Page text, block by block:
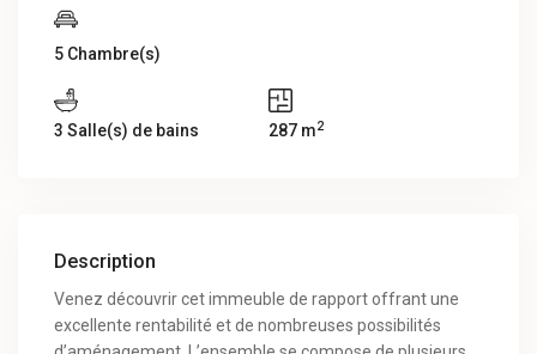
5 Chambre(s)
3 Salle(s) de bains 287 m2
Description
Venez découvrir cet immeuble de rapport offrant une
excellente rentabilité et de nombreuses possibilités